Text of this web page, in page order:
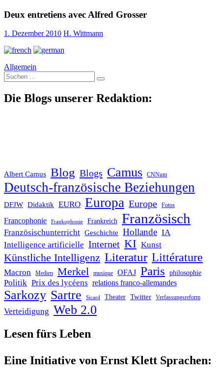
Deux entretiens avec Alfred Grosser
1. Dezember 2010 H. Wittmann
Allgemein
Suche
nach:
Die Blogs unserer Redaktion:
Albert Camus Blog Blogs Camus CNNum
Deutsch-französische Beziehungen
DFJW Didaktik EURO Europa Europe Fotos
Francophonie Frankophonie Frankreich Französisch
Französischunterricht Geschichte Hollande IA
Intelligence artificielle Internet KI Kunst
Künstliche Intelligenz Literatur Littérature
Macron Medien Merkel musique OFAJ Paris philosophie
Politik Prix des lycéens relations franco-allemandes
Sarkozy Sartre Sicard Theater Twitter Verfassungsreform
Verteidigung Web 2.0
Lesen fürs Leben
Eine Initiative von Ernst Klett Sprachen: